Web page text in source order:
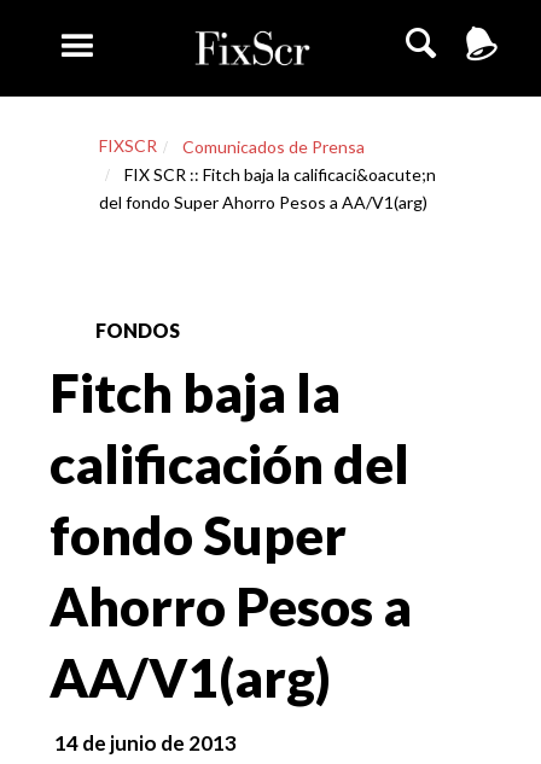
FIXSCR
Comunicados de Prensa
FIX SCR :: Fitch baja la calificaci&oacute;n
del fondo Super Ahorro Pesos a AA/V1(arg)
FONDOS
Fitch baja la
calificación del
fondo Super
Ahorro Pesos a
AA/V1(arg)
14 de junio de 2013